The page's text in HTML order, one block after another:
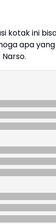
kotak ini
apa